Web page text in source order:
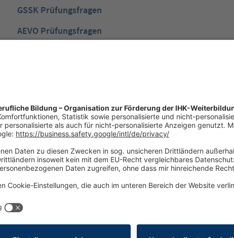
GSSK Prüfungsfragen
AEVO Prüfungsfragen
NTG Industriemeister
Widerrufsrecht Versandinformationen Zahlungsinformationen